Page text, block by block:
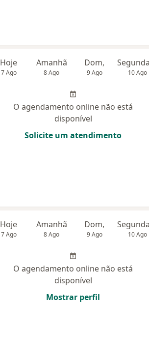
Hoje
7 Ago
Amanhã
8 Ago
Dom,
9 Ago 10 Ago
O agendamento online não está
disponível
Solicite um atendimento
Hoje
7 Ago
Amanhã
8 Ago
Dom,
9 Ago 10 Ago
O agendamento online não está
disponível
Mostrar perfil